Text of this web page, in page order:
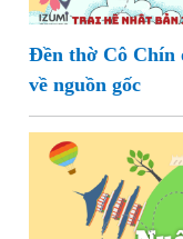
Đền thờ Cô Chín
về nguồn gốc